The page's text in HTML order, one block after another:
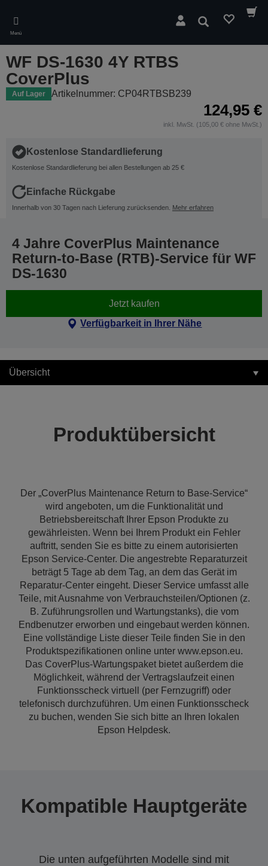
main
content
Menü
Suchen
WF DS-1630 4Y RTBS
CoverPlus
Auf Lager Artikelnummer: CP04RTBSB239
124,95 €
inkl. MwSt. (105,00 € ohne MwSt.)
Kostenlose Standardlieferung
Kostenlose Standardlieferung bei allen Bestellungen ab 25 €
Einfache Rückgabe
Innerhalb von 30 Tagen nach Lieferung zurücksenden. Mehr erfahren
4 Jahre CoverPlus Maintenance
Return-to-Base (RTB)-Service für WF
DS-1630
Jetzt kaufen
Verfügbarkeit in Ihrer Nähe
Übersicht
Produktübersicht
Der „CoverPlus Maintenance Return to Base-Service“
wird angeboten, um die Funktionalität und
Betriebsbereitschaft Ihrer Epson Produkte zu
gewährleisten. Wenn bei Ihrem Produkt ein Fehler
auftritt, senden Sie es bitte zu einem autorisierten
Epson Service-Center. Die angestrebte Reparaturzeit
beträgt 5 Tage ab dem Tag, an dem das Gerät im
Reparatur-Center eingeht. Dieser Service umfasst alle
Teile, mit Ausnahme von Verbrauchsteilen/Optionen (z.
B. Zuführungsrollen und Wartungstanks), die vom
Endbenutzer erworben und eingebaut werden können.
Eine vollständige Liste dieser Teile finden Sie in den
Produktspezifikationen online unter www.epson.eu.
Das CoverPlus-Wartungspaket bietet außerdem die
Möglichkeit, während der Vertragslaufzeit einen
Funktionsscheck virtuell (per Fernzugriff) oder
telefonisch durchzuführen. Um einen Funktionsscheck
zu buchen, wenden Sie sich bitte an Ihren lokalen
Epson Helpdesk.
Kompatible Hauptgeräte
Die unten aufgeführten Modelle sind mit